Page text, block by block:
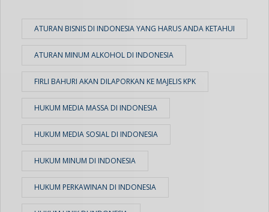
ATURAN BISNIS DI INDONESIA YANG HARUS ANDA KETAHUI
ATURAN MINUM ALKOHOL DI INDONESIA
FIRLI BAHURI AKAN DILAPORKAN KE MAJELIS KPK
HUKUM MEDIA MASSA DI INDONESIA
HUKUM MEDIA SOSIAL DI INDONESIA
HUKUM MINUM DI INDONESIA
HUKUM PERKAWINAN DI INDONESIA